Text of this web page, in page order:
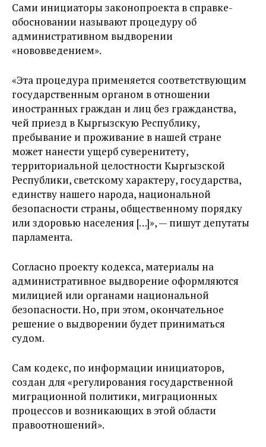
Сами инициаторы законопроекта в справке-
обосновании называют процедуру об
административном выдворении
«нововведением».
«Эта процедура применяется соответствующим
государственным органом в отношении
иностранных граждан и лиц без гражданства,
чей приезд в Кыргызскую Республику,
пребывание и проживание в нашей стране
может нанести ущерб суверенитету,
территориальной целостности Кыргызской
Республики, светскому характеру, государства,
единству нашего народа, национальной
безопасности страны, общественному порядку
или здоровью населения […]», — пишут депутаты
парламента.
Согласно проекту кодекса, материалы на
административное выдворение оформляются
милицией или органами национальной
безопасности. Но, при этом, окончательное
решение о выдворении будет приниматься
судом.
Сам кодекс, по информации инициаторов,
создан для «регулирования государственной
миграционной политики, миграционных
процессов и возникающих в этой области
правоотношений».